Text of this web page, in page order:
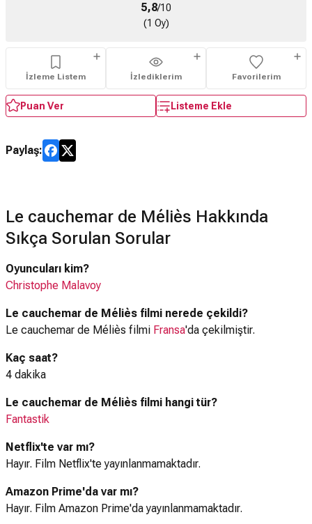
5,8/10
(1 Oy)
İzleme Listem İzlediklerim Favorilerim
Puan Ver Listeme Ekle
Paylaş:
Le cauchemar de Méliès Hakkında
Sıkça Sorulan Sorular
Oyuncuları kim?
Christophe Malavoy
Le cauchemar de Méliès filmi nerede çekildi?
Le cauchemar de Méliès filmi Fransa'da çekilmiştir.
Kaç saat?
4 dakika
Le cauchemar de Méliès filmi hangi tür?
Fantastik
Netflix'te var mı?
Hayır. Film Netflix'te yayınlanmamaktadır.
Amazon Prime'da var mı?
Hayır. Film Amazon Prime'da yayınlanmamaktadır.